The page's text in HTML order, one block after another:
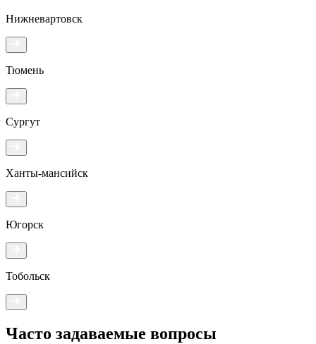
Нижневартовск
Тюмень
Сургут
Ханты-мансийск
Югорск
Тобольск
Часто задаваемые вопросы